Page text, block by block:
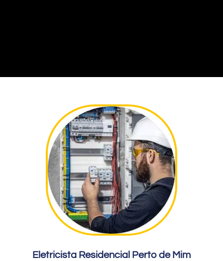
Eletricista Residencial Perto de Mim